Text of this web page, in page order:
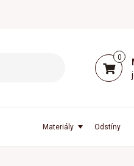
0
Odstíny
Materiály